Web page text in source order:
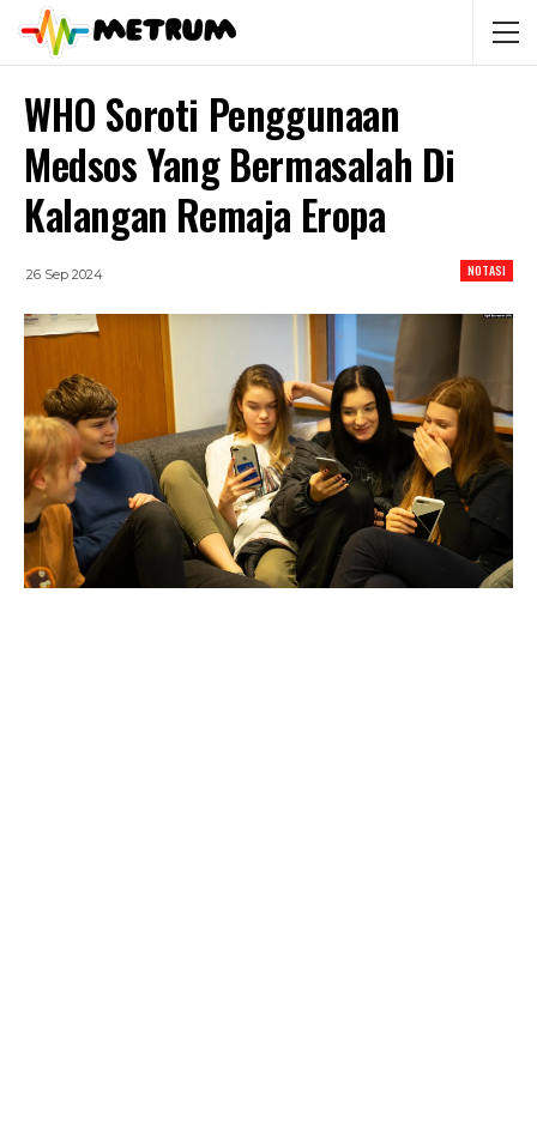
WHO Soroti Penggunaan
Medsos Yang Bermasalah Di
Kalangan Remaja Eropa
NOTASI
26 Sep 2024